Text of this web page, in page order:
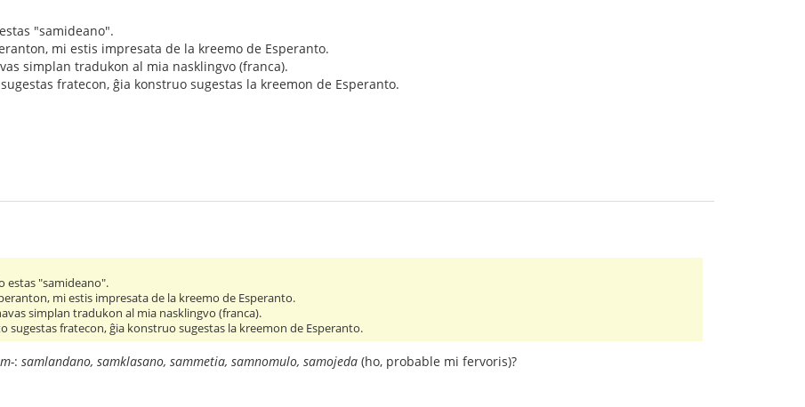
"samideano".
mi estis impresata de la kreemo de Esperanto.
simplan tradukon al mia nasklingvo (franca).
fratecon, ĝia konstruo sugestas la kreemon de Esperanto.
estas "samideano".
mi estis impresata de la kreemo de Esperanto.
simplan tradukon al mia nasklingvo (franca).
sugestas fratecon, ĝia konstruo sugestas la kreemon de Esperanto.
: samlandano, samklasano, sammetia, samnomulo, samojeda (ho, probable mi fervoris)?